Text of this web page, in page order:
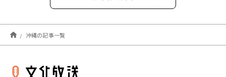
2025年12月
2025年07月
2025年06月
沖縄の記事一覧